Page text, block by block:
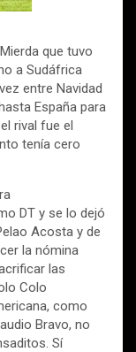
que tuvo
a Sudáfrica
entre Navidad
España para
rival fue el
tenía cero
DT y se lo dejó
Acosta y de
la nómina
las
Colo
como
Bravo, no
Sí